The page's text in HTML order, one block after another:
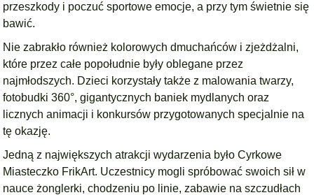
przeszkody i poczuć sportowe emocje, a przy tym świetnie się
bawić.
Nie zabrakło również kolorowych dmuchańców i zjeżdżalni,
które przez całe popołudnie były oblegane przez
najmłodszych. Dzieci korzystały także z malowania twarzy,
fotobudki 360°, gigantycznych baniek mydlanych oraz
licznych animacji i konkursów przygotowanych specjalnie na
tę okazję.
Jedną z największych atrakcji wydarzenia było Cyrkowe
Miasteczko FrikArt. Uczestnicy mogli spróbować swoich sił w
nauce żonglerki, chodzeniu po linie, zabawie na szczudłach